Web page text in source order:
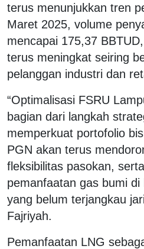
terus menunjukkan tren
Maret 2025, volume
mencapai 175,37
terus meningkat seiring
pelanggan industri dan
“Optimalisasi FSRU
bagian dari langkah
memperkuat portofolio
PGN akan terus
fleksibilitas pasokan,
pemanfaatan gas bumi di
yang belum terjangkau
Fajriyah.
Pemanfaatan LNG